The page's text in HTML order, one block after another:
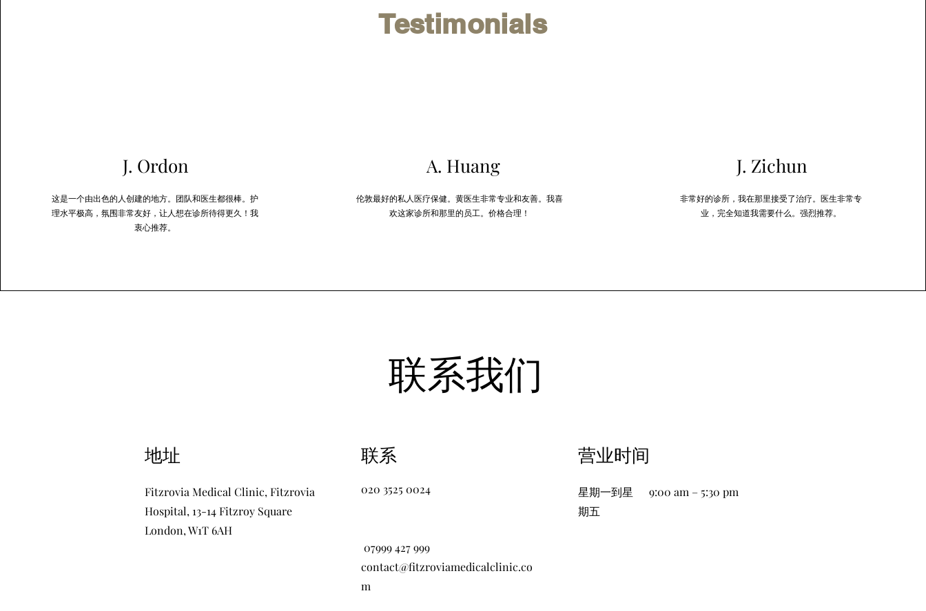
J. Ordon
这是一个由出色的人创建的地方。团队和医生都很棒。护
理水平极高，氛围非常友好，让人想在诊所待得更久！我
衷心推荐。
Testimonials
A. Huang
伦敦最好的私人医疗保健。黄医生非常专业和友善。我喜
欢这家诊所和那里的员工。价格合理！
J. Zichun
非常好的诊所，我在那里接受了治疗。医生非常专
业，完全知道我需要什么。强烈推荐。
联系我们
​地址
Fitzrovia Medical Clinic, Fitzrovia
Hospital, 13-14 Fitzroy Square
London, W1T 6AH
联系
020 3525 0024
​营业时间
星期一到星
期五
9:00 am – 5:30 pm
07999 427 999
contact@fitzroviamedicalclinic.co
m